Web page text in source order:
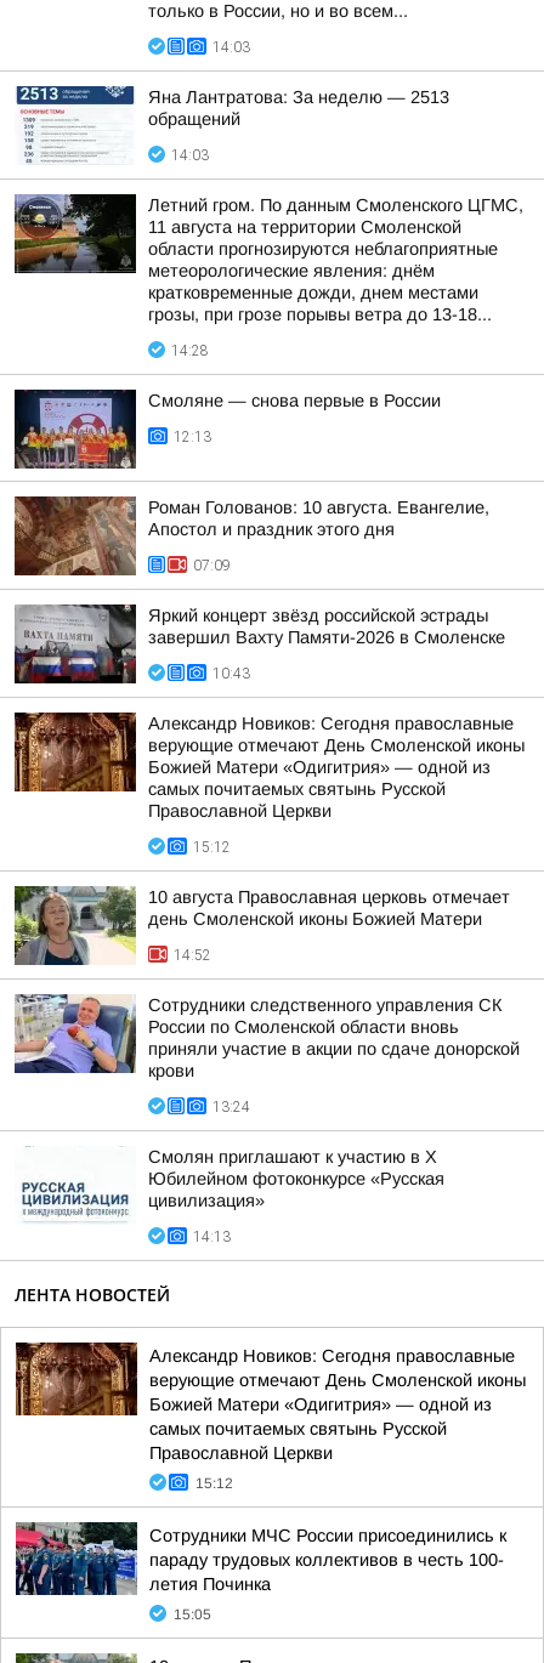
только в России, но и во всем...
14:03
Яна Лантратова: За неделю — 2513
обращений
14:03
Летний гром. По данным Смоленского ЦГМС,
11 августа на территории Смоленской
области прогнозируются неблагоприятные
метеорологические явления: днём
кратковременные дожди, днем местами
грозы, при грозе порывы ветра до 13-18...
14:28
Смоляне — снова первые в России
12:13
Роман Голованов: 10 августа. Евангелие,
Апостол и праздник этого дня
07:09
Яркий концерт звёзд российской эстрады
завершил Вахту Памяти-2026 в Смоленске
10:43
Александр Новиков: Сегодня православные
верующие отмечают День Смоленской иконы
Божией Матери «Одигитрия» — одной из
самых почитаемых святынь Русской
Православной Церкви
15:12
10 августа Православная церковь отмечает
день Смоленской иконы Божией Матери
14:52
Сотрудники следственного управления СК
России по Смоленской области вновь
приняли участие в акции по сдаче донорской
крови
13:24
Смолян приглашают к участию в X
Юбилейном фотоконкурсе «Русская
цивилизация»
14:13
ЛЕНТА НОВОСТЕЙ
Александр Новиков: Сегодня православные
верующие отмечают День Смоленской иконы
Божией Матери «Одигитрия» — одной из
самых почитаемых святынь Русской
Православной Церкви
15:12
Сотрудники МЧС России присоединились к
параду трудовых коллективов в честь 100-
летия Починка
15:05